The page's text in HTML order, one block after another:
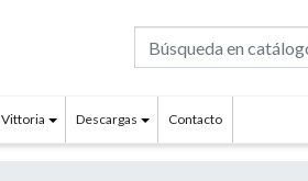
Vittoria Descargas Contacto